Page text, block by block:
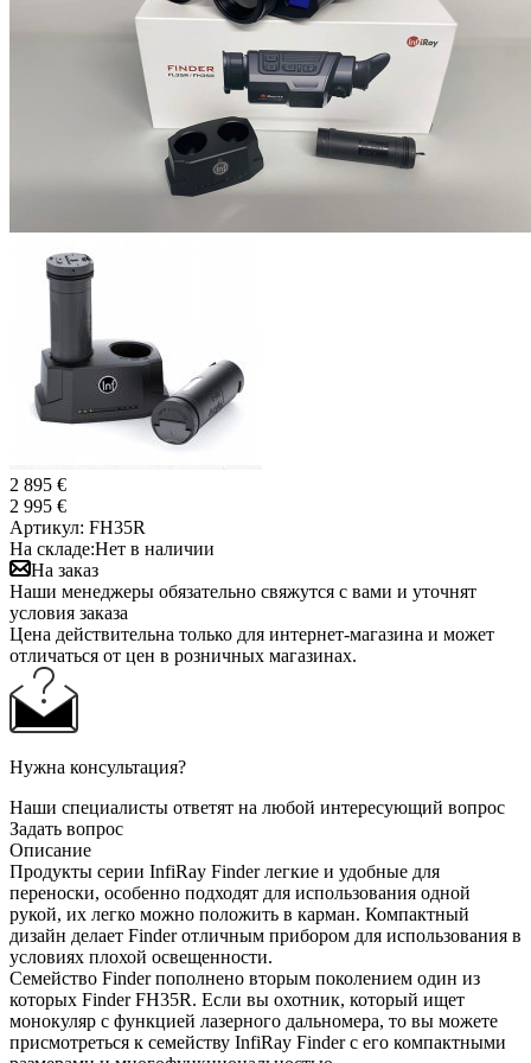
2 895 €
2 995 €
Артикул: FH35R
На складе:Нет в наличии
На заказ
Наши менеджеры обязательно свяжутся с вами и уточнят
условия заказа
Цена действительна только для интернет-магазина и может
отличаться от цен в розничных магазинах.
Нужна консультация?
Наши специалисты ответят на любой интересующий вопрос
Задать вопрос
Описание
Продукты серии InfiRay Finder легкие и удобные для
переноски, особенно подходят для использования одной
рукой, их легко можно положить в карман. Компактный
дизайн делает Finder отличным прибором для использования в
условиях плохой освещенности.
Семейство Finder пополнено вторым поколением один из
которых Finder FH35R. Если вы охотник, который ищет
монокуляр с функцией лазерного дальномера, то вы можете
присмотреться к семейству InfiRay Finder с его компактными